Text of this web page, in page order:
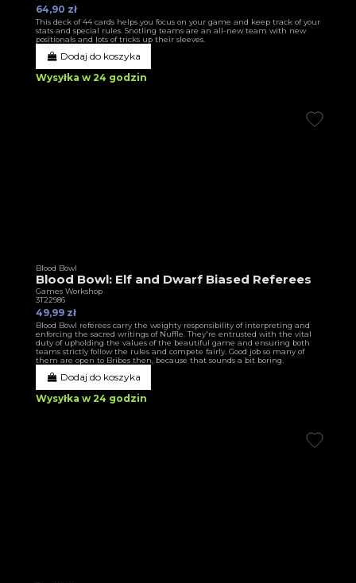
64,90 zł
This deck of 44 cards helps you focus on your game and keep track of your
stats and special rules. Snotling teams are an all-new team with new
positionals and lots of tricks up their sleeves.
Dodaj do koszyka
Wysyłka w 24 godzin
Blood Bowl
Blood Bowl: Elf and Dwarf Biased Referees
Games Workshop
3T22986
49,99 zł
Blood Bowl referees carry the weighty responsibility of interpreting and
enforcing the sacred writings of Nuffle. They're entrusted with the vital
duty of upholding the values of the beautiful game and ensuring both
teams strictly follow the rules and compete fairly. Good job so many of
them are open to Bribes then, because that sounds a bit boring.
Dodaj do koszyka
Wysyłka w 24 godzin